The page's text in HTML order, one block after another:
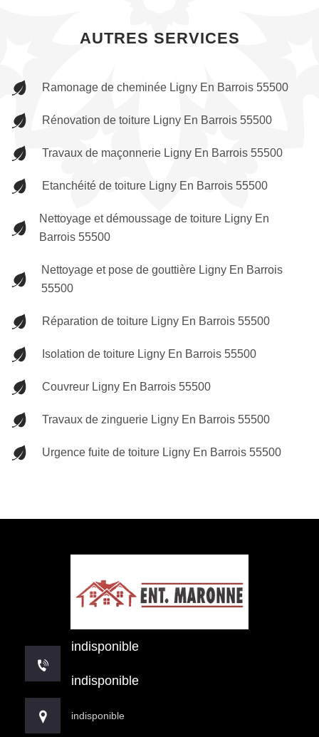
AUTRES SERVICES
Ramonage de cheminée Ligny En Barrois 55500
Rénovation de toiture Ligny En Barrois 55500
Travaux de maçonnerie Ligny En Barrois 55500
Etanchéité de toiture Ligny En Barrois 55500
Nettoyage et démoussage de toiture Ligny En
Barrois 55500
Nettoyage et pose de gouttière Ligny En Barrois
55500
Réparation de toiture Ligny En Barrois 55500
Isolation de toiture Ligny En Barrois 55500
Couvreur Ligny En Barrois 55500
Travaux de zinguerie Ligny En Barrois 55500
Urgence fuite de toiture Ligny En Barrois 55500
indisponible
indisponible
indisponible